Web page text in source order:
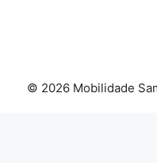
© 2026 Mobilidade